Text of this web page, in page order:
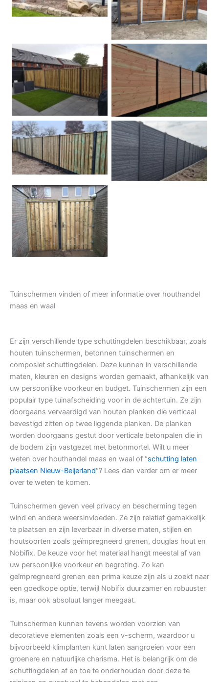
Dubbele poort
Betonpalen schutting Douglas
Hout beton schuttingen Rots motief antraciet
Tuindeur grenen
Tuinschermen vinden of meer informatie over houthandel
maas en waal
Er zijn verschillende type schuttingdelen beschikbaar, zoals
houten tuinschermen, betonnen tuinschermen en
composiet schuttingdelen. Deze kunnen in verschillende
maten, kleuren en designs worden gemaakt, afhankelijk van
uw persoonlijke voorkeur en budget. Tuinschermen zijn een
populair type tuinafscheiding voor in de achtertuin. Ze zijn
doorgaans vervaardigd van houten planken die verticaal
bevestigd zitten op twee liggende planken. De planken
worden doorgaans gestut door verticale betonpalen die in
de bodem zijn vastgezet met betonmortel. Wilt u meer
weten over houthandel maas en waal of “schutting laten
plaatsen Nieuw-Beijerland“? Lees dan verder om er meer
over te weten te komen.
Tuinschermen geven veel privacy en bescherming tegen
wind en andere weersinvloeden. Ze zijn relatief gemakkelijk
te plaatsen en zijn leverbaar in diverse maten, stijlen en
houtsoorten zoals geïmpregneerd grenen, douglas hout en
Nobifix. De keuze voor het materiaal hangt meestal af van
uw persoonlijke voorkeur en begroting. Zo kan
geïmpregneerd grenen een prima keuze zijn als u zoekt naar
een goedkope optie, terwijl Nobifix duurzamer en robuuster
is, maar ook absoluut langer meegaat.
Tuinschermen kunnen tevens worden voorzien van
decoratieve elementen zoals een v-scherm, waardoor u
bijvoorbeeld klimplanten kunt laten aangroeien voor een
groenere en natuurlijke charisma. Het is belangrijk om de
schuttingdelen af en toe te onderhouden door deze te